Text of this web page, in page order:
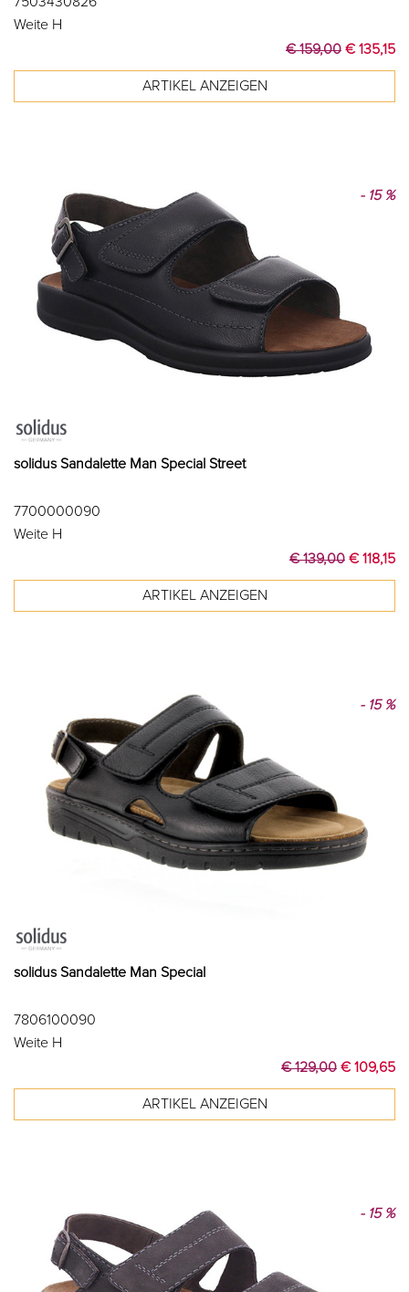
Weite H
€ 159,00 € 135,15
solidus Sandalette Man Special Street
7700000090
Weite H
€ 139,00 € 118,15
- 15 %
solidus Sandalette Man Special
7806100090
Weite H
€ 129,00 € 109,65
- 15 %
- 15 %